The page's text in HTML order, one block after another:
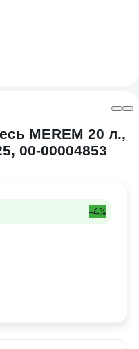
MEREM 20 л.,
00-00004853
-4%